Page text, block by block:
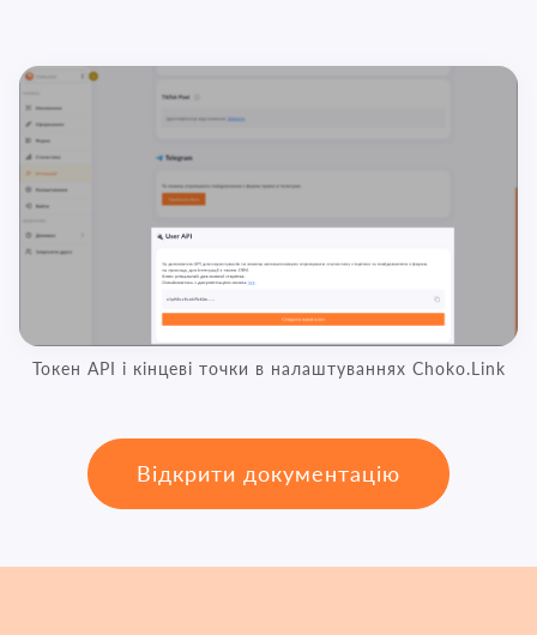
Токен API і кінцеві точки в налаштуваннях Choko.Link
Відкрити документацію